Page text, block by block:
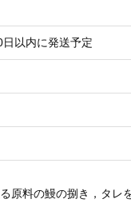
以内に発送予定
原料の鰻の捌き，タレ